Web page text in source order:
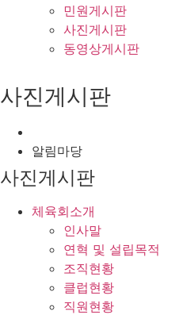
민원게시판
사진게시판
동영상게시판
사진게시판
알림마당
사진게시판
체육회소개
인사말
연혁 및 설립목적
조직현황
클럽현황
직원현황